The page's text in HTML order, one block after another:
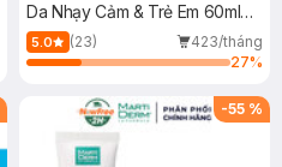
Da Nhạy Cảm & Trẻ Em 60ml
(Mới)
5.0 (23)
423/tháng
27%
-55 %